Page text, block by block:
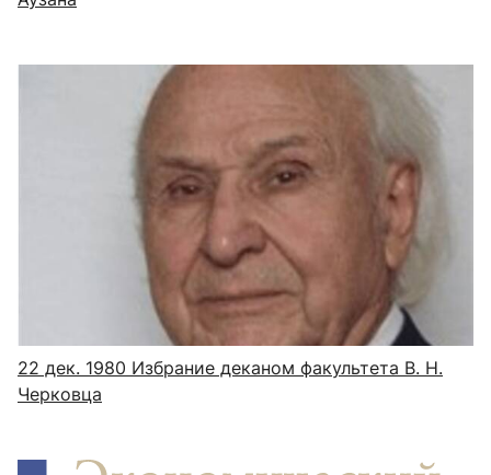
22 дек. 1980 Избрание деканом факультета В. Н.
Черковца